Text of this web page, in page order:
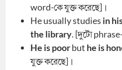
word-কে যুক্ত করেছে]।
He usually studies in
the library. [দুটো
He is poorbut he is
যুক্ত করেছে]।